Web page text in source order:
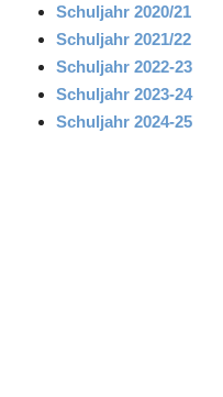
Schuljahr 2020/21
Schuljahr 2021/22
Schuljahr 2022-23
Schuljahr 2023-24
Schuljahr 2024-25